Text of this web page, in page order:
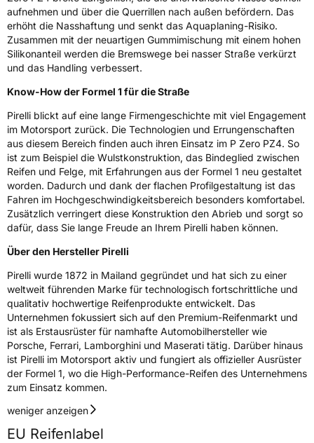
aufnehmen und über die Querrillen nach außen befördern. Das
erhöht die Nasshaftung und senkt das Aquaplaning-Risiko.
Zusammen mit der neuartigen Gummimischung mit einem hohen
Silikonanteil werden die Bremswege bei nasser Straße verkürzt
und das Handling verbessert.
Know-How der Formel 1 für die Straße
Pirelli blickt auf eine lange Firmengeschichte mit viel Engagement
im Motorsport zurück. Die Technologien und Errungenschaften
aus diesem Bereich finden auch ihren Einsatz im P Zero PZ4. So
ist zum Beispiel die Wulstkonstruktion, das Bindeglied zwischen
Reifen und Felge, mit Erfahrungen aus der Formel 1 neu gestaltet
worden. Dadurch und dank der flachen Profilgestaltung ist das
Fahren im Hochgeschwindigkeitsbereich besonders komfortabel.
Zusätzlich verringert diese Konstruktion den Abrieb und sorgt so
dafür, dass Sie lange Freude an Ihrem Pirelli haben können.
Über den Hersteller Pirelli
Pirelli wurde 1872 in Mailand gegründet und hat sich zu einer
weltweit führenden Marke für technologisch fortschrittliche und
qualitativ hochwertige Reifenprodukte entwickelt. Das
Unternehmen fokussiert sich auf den Premium-Reifenmarkt und
ist als Erstausrüster für namhafte Automobilhersteller wie
Porsche, Ferrari, Lamborghini und Maserati tätig. Darüber hinaus
ist Pirelli im Motorsport aktiv und fungiert als offizieller Ausrüster
der Formel 1, wo die High-Performance-Reifen des Unternehmens
zum Einsatz kommen.
weniger anzeigen
EU Reifenlabel